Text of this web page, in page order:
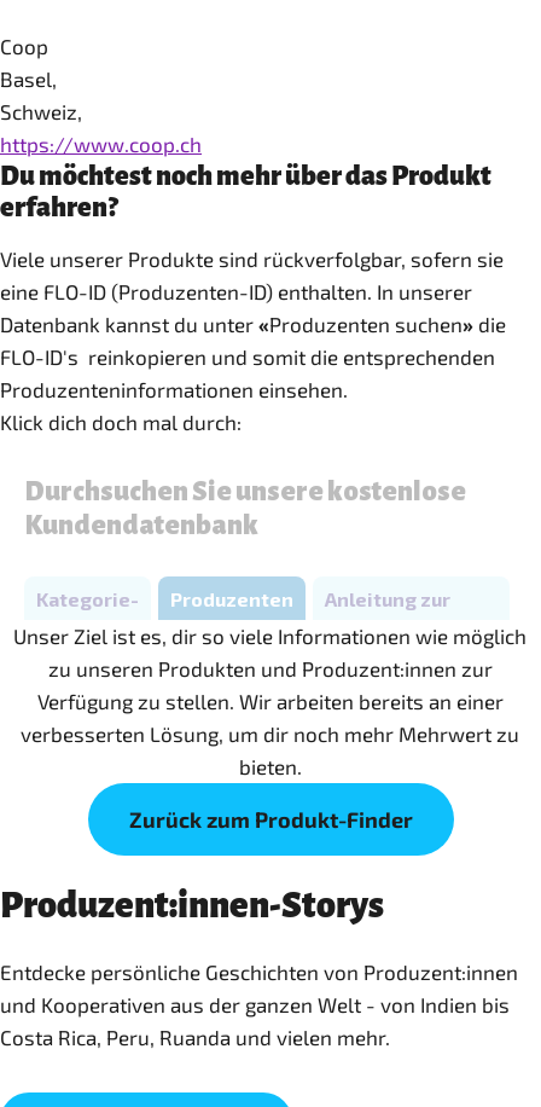
Coop
Basel,
Schweiz,
https://www.coop.ch
Du möchtest noch mehr über das Produkt
erfahren?
Viele unserer Produkte sind rückverfolgbar, sofern sie
eine FLO-ID (Produzenten-ID) enthalten. In unserer
Datenbank kannst du unter «Produzenten suchen» die
FLO-ID's reinkopieren und somit die entsprechenden
Produzenteninformationen einsehen.
Klick dich doch mal durch:
Unser Ziel ist es, dir so viele Informationen wie möglich
zu unseren Produkten und Produzent:innen zur
Verfügung zu stellen. Wir arbeiten bereits an einer
verbesserten Lösung, um dir noch mehr Mehrwert zu
bieten.
Zurück zum Produkt-Finder
Produzent:innen-Storys
Entdecke persönliche Geschichten von Produzent:innen
und Kooperativen aus der ganzen Welt - von Indien bis
Costa Rica, Peru, Ruanda und vielen mehr.